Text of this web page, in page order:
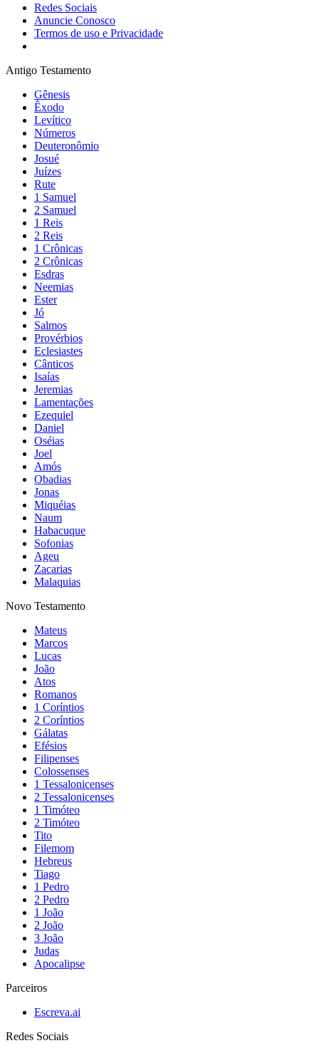
Redes Sociais
Anuncie Conosco
Termos de uso e Privacidade
Antigo Testamento
Gênesis
Êxodo
Levítico
Números
Deuteronômio
Josué
Juízes
Rute
1 Samuel
2 Samuel
1 Reis
2 Reis
1 Crônicas
2 Crônicas
Esdras
Neemias
Ester
Jó
Salmos
Provérbios
Eclesiastes
Cânticos
Isaías
Jeremias
Lamentações
Ezequiel
Daniel
Oséias
Joel
Amós
Obadias
Jonas
Miquéias
Naum
Habacuque
Sofonias
Ageu
Zacarias
Malaquias
Novo Testamento
Mateus
Marcos
Lucas
João
Atos
Romanos
1 Coríntios
2 Coríntios
Gálatas
Efésios
Filipenses
Colossenses
1 Tessalonicenses
2 Tessalonicenses
1 Timóteo
2 Timóteo
Tito
Filemom
Hebreus
Tiago
1 Pedro
2 Pedro
1 João
2 João
3 João
Judas
Apocalipse
Parceiros
Escreva.ai
Redes Sociais